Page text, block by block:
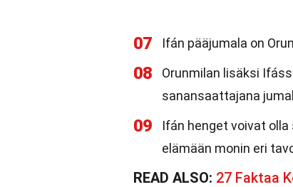
07 Ifán pääjumala on
08
Orunmilan lisäksi
sanansaattajana
09
Ifán henget voivat
elämään monin eri
READ ALSO: 27 Faktaa